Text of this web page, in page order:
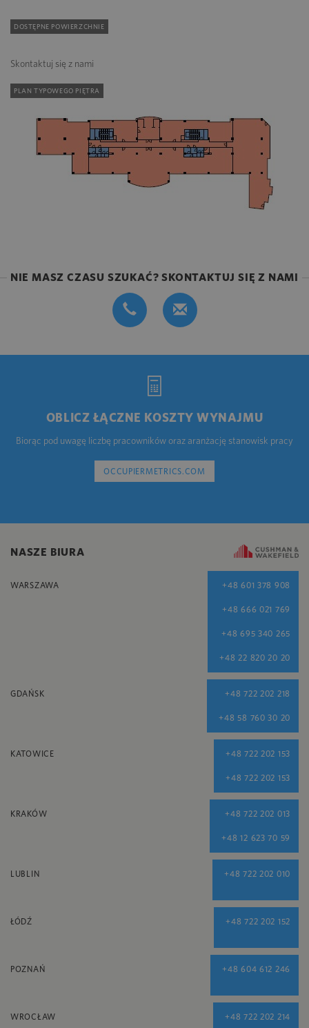
DOSTĘPNE POWIERZCHNIE
Skontaktuj się z nami
PLAN TYPOWEGO PIĘTRA
NIE MASZ CZASU SZUKAĆ? SKONTAKTUJ SIĘ Z NAMI
OBLICZ ŁĄCZNE KOSZTY WYNAJMU
Biorąc pod uwagę liczbę pracowników oraz aranżację stanowisk pracy
OCCUPIERMETRICS.COM
NASZE BIURA
WARSZAWA +48 601 378 908
+48 666 021 769
+48 695 340 265
+48 22 820 20 20
GDAŃSK +48 722 202 218
+48 58 760 30 20
KATOWICE +48 722 202 153
+48 722 202 153
KRAKÓW +48 722 202 013
+48 12 623 70 59
LUBLIN +48 722 202 010
ŁÓDŹ +48 722 202 152
POZNAŃ +48 604 612 246
WROCŁAW +48 722 202 214